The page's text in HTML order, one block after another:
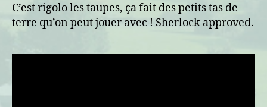
C’est rigolo les taupes, ça fait des petits tas de
terre qu’on peut jouer avec ! Sherlock approved.